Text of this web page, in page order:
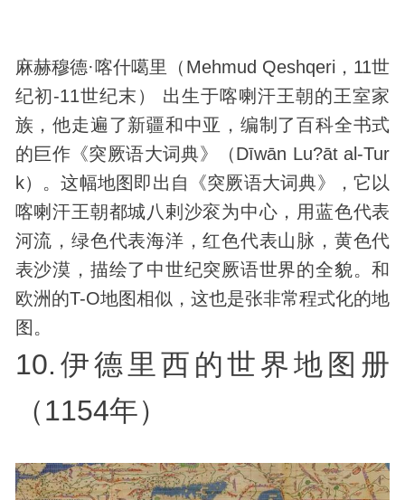
麻赫穆德·喀什噶里（Mehmud Qeshqeri，11世
纪初-11世纪末） 出生于喀喇汗王朝的王室家
族，他走遍了新疆和中亚，编制了百科全书式
的巨作《突厥语大词典》（Dīwān Lu?āt al-Tur
k）。这幅地图即出自《突厥语大词典》，它以
喀喇汗王朝都城八剌沙衮为中心，用蓝色代表
河流，绿色代表海洋，红色代表山脉，黄色代
表沙漠，描绘了中世纪突厥语世界的全貌。和
欧洲的T-O地图相似，这也是张非常程式化的地
图。
10.伊德里西的世界地图册
（1154年）